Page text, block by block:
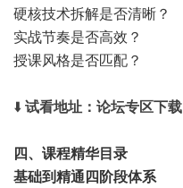
硬核技术拆解是否清晰？
实战节奏是否高效？
授课风格是否匹配？
⬇️ 试看地址：论坛专区下载
四、课程精华目录
基础到精通四阶段体系